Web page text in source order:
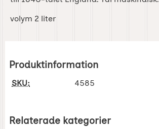
volym 2 liter
Produktinformation
SKU: 4585
Relaterade kategorier